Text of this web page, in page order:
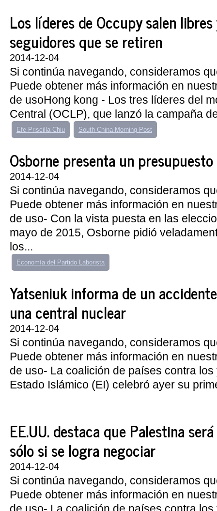
Los líderes de Occupy salen
seguidores que se retiren
2014-12-04
Si continúa navegando, consideramos
Puede obtener más información en
de usoHong kong - Los tres líderes del
Central (OCLP), que lanzó la campaña
Efe Priscilla Chiu South China Morning Post
Osborne presenta un presupuesto
2014-12-04
Si continúa navegando, consideramos
Puede obtener más información en
de uso- Con la vista puesta en las
mayo de 2015, Osborne pidió
los...
Economía del Partido Laborista
Yatseniuk informa de un
una central nuclear
2014-12-04
Si continúa navegando, consideramos
Puede obtener más información en
de uso- La coalición de países contra
Estado Islámico (EI) celebró ayer su
EE.UU. destaca que Palestina
sólo si se logra negociar
2014-12-04
Si continúa navegando, consideramos
Puede obtener más información en